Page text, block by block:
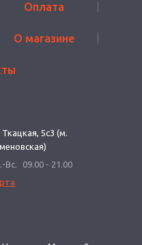
Оплата
О магазине
Ткацкая, 5с3 (м.
Вс.
09.00 - 21.00